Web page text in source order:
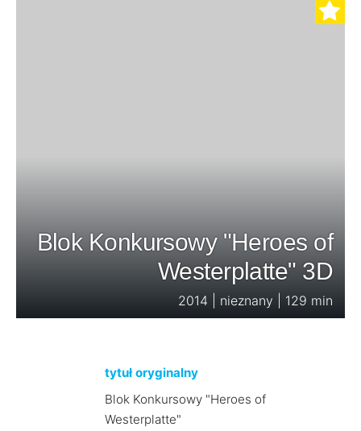
Blok Konkursowy "Heroes of
Westerplatte" 3D
2014 | nieznany | 129 min
tytuł oryginalny
Blok Konkursowy "Heroes of
Westerplatte"